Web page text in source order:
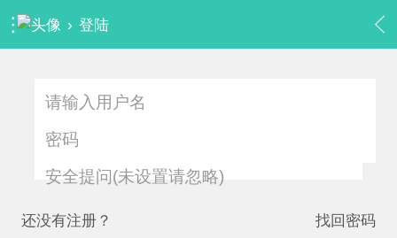
› 登陆
安全提问(未设置请忽略)
还没有注册？ 找回密码